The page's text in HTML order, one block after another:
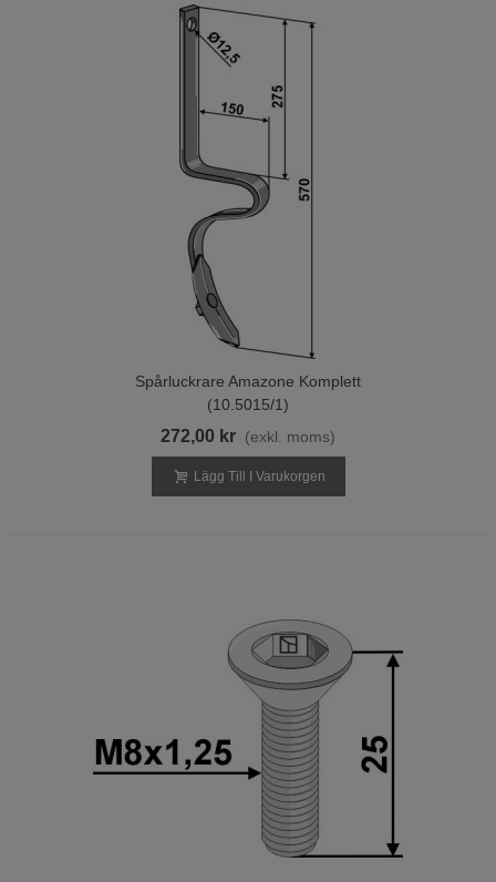
Spårluckrare Amazone Komplett
(10.5015/1)
272,00 kr (exkl. moms)
Lägg Till I Varukorgen